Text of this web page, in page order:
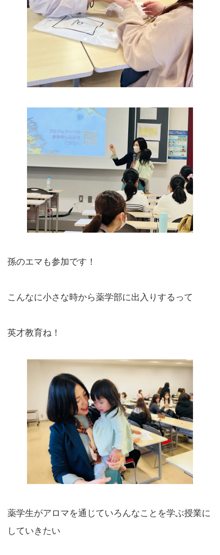
孫のエマも参加です！
こんなに小さな時から薬学部に出入りするって
英才教育ね！
薬学生がアロマを通じていろんなことを学ぶ授業に
していきたい